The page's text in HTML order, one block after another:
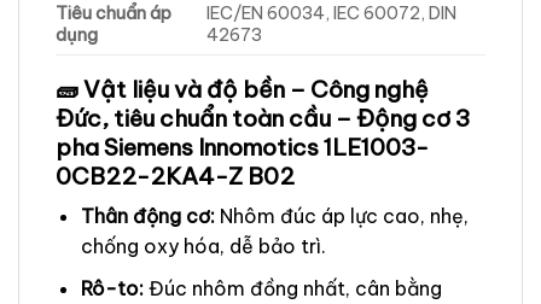
Tiêu chuẩn áp
dụng
IEC/EN 60034, IEC 60072, DIN
42673
🧱 Vật liệu và độ bền – Công nghệ
Đức, tiêu chuẩn toàn cầu – Động cơ 3
pha Siemens Innomotics 1LE1003-
0CB22-2KA4-Z B02
Thân động cơ:Nhôm đúc áp lực cao, nhẹ,
chống oxy hóa, dễ bảo trì.
Rô-to:Đúc nhôm đồng nhất, cân bằng